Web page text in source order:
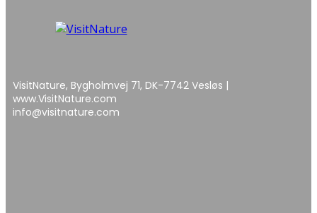
VisitNature, Bygholmvej 71, DK-7742 Vesløs |
www.VisitNature.com
info@visitnature.com